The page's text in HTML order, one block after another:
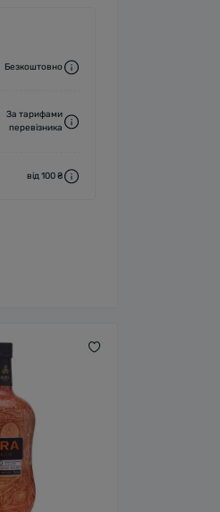
Безкоштовно
За тарифами
перевізника
від 100 ₴